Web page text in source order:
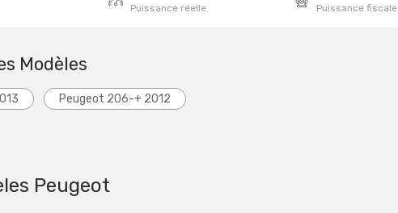
Puissance réelle Puissance fiscale
Modèles
Peugeot 206-+ 2012
Peugeot